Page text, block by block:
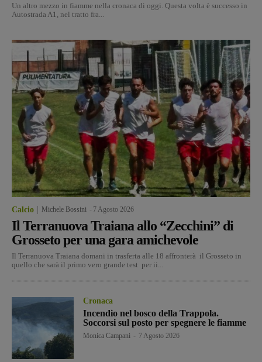
Un altro mezzo in fiamme nella cronaca di oggi. Questa volta è successo in
Autostrada A1, nel tratto fra...
Calcio Michele Bossini 7 Agosto 2026
Il Terranuova Traiana allo “Zecchini” di
Grosseto per una gara amichevole
Il Terranuova Traiana domani in trasferta alle 18 affronterà il Grosseto in
quello che sarà il primo vero grande test per ii...
Cronaca
Incendio nel bosco della Trappola.
Soccorsi sul posto per spegnere le fiamme
Monica Campani 7 Agosto 2026